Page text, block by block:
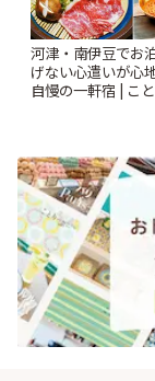
河津・南伊豆でお
げない心遣いが心
自慢の一軒宿 | こ